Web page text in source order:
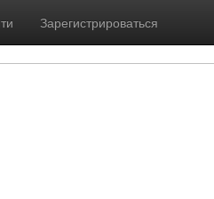
Зарегистрироваться